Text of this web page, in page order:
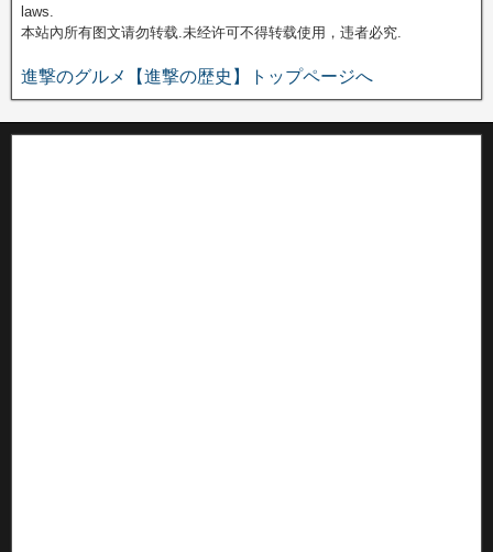
laws.
本站內所有图文请勿转载.未经许可不得转载使用，违者必究.
進撃のグルメ【進撃の歴史】トップページへ